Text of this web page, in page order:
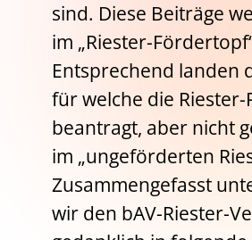
sind. Diese Beiträge
im „Riester-
Entsprechend landen
für welche die
beantragt, aber nicht
im „ungeförderten
Zusammengefasst
wir den bAV-Riester-